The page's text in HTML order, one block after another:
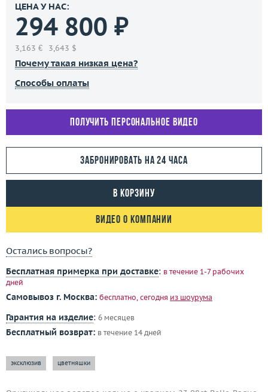
ЦЕНА У НАС:
294 800 ₽
3,163 € 3,643 $
Почему такая низкая цена?
Способы оплаты
Получить персональное видео
Забронировать на 24 часа
В корзину
Видео о компании
Остались вопросы?
Бесплатная примерка при доставке: в течение 1-7 рабочих
дней
Самовывоз г. Москва: бесплатно, сегодня из шоурума
Гарантия на изделие: 6 месяцев
Бесплатный возврат: в течение 14 дней
эксклюзив цветняшки